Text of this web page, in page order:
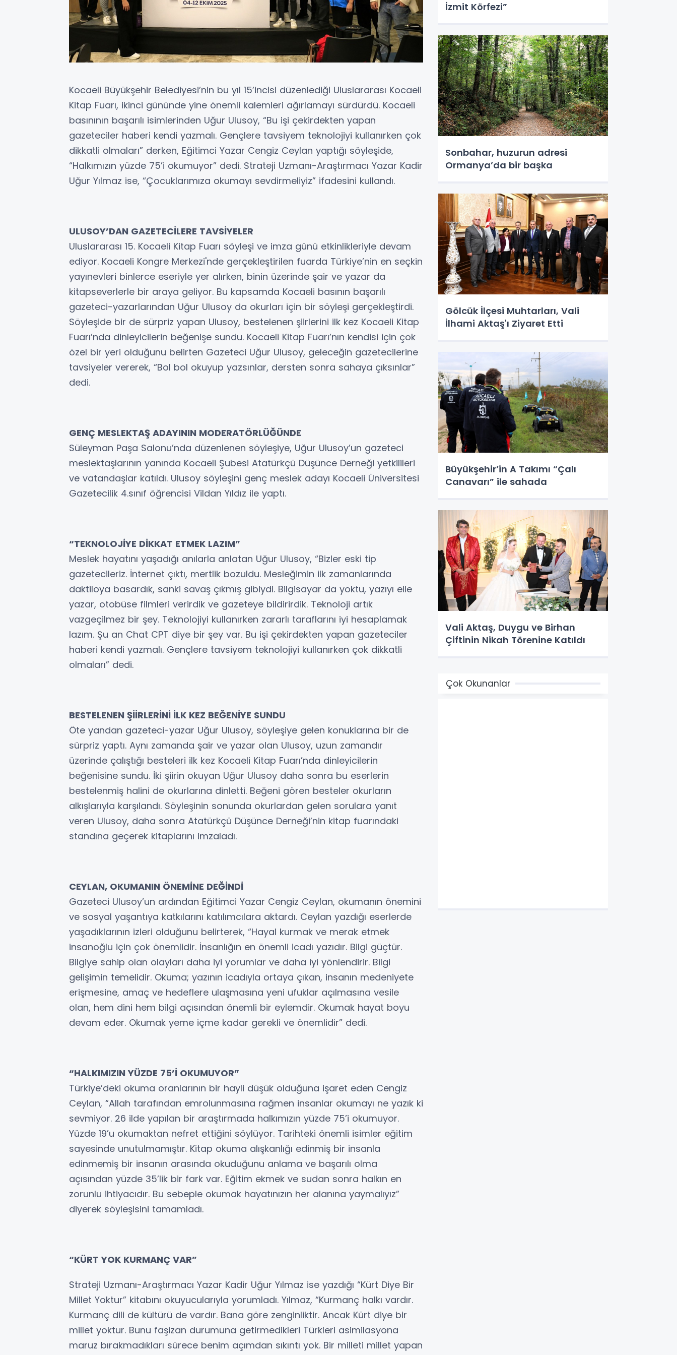
Kocaeli Büyükşehir Belediyesi’nin bu yıl 15’incisi düzenlediği Uluslararası Kocaeli
Kitap Fuarı, ikinci gününde yine önemli kalemleri ağırlamayı sürdürdü. Kocaeli
basınının başarılı isimlerinden Uğur Ulusoy, “Bu işi çekirdekten yapan
gazeteciler haberi kendi yazmalı. Gençlere tavsiyem teknolojiyi kullanırken çok
dikkatli olmaları” derken, Eğitimci Yazar Cengiz Ceylan yaptığı söyleşide,
“Halkımızın yüzde 75’i okumuyor” dedi. Strateji Uzmanı-Araştırmacı Yazar Kadir
Uğur Yılmaz ise, “Çocuklarımıza okumayı sevdirmeliyiz” ifadesini kullandı.
ULUSOY’DAN GAZETECİLERE TAVSİYELER
Uluslararası 15. Kocaeli Kitap Fuarı söyleşi ve imza günü etkinlikleriyle devam
ediyor. Kocaeli Kongre Merkezi'nde gerçekleştirilen fuarda Türkiye’nin en seçkin
yayınevleri binlerce eseriyle yer alırken, binin üzerinde şair ve yazar da
kitapseverlerle bir araya geliyor. Bu kapsamda Kocaeli basının başarılı
gazeteci-yazarlarından Uğur Ulusoy da okurları için bir söyleşi gerçekleştirdi.
Söyleşide bir de sürpriz yapan Ulusoy, bestelenen şiirlerini ilk kez Kocaeli Kitap
Fuarı’nda dinleyicilerin beğenişe sundu. Kocaeli Kitap Fuarı’nın kendisi için çok
özel bir yeri olduğunu belirten Gazeteci Uğur Ulusoy, geleceğin gazetecilerine
tavsiyeler vererek, “Bol bol okuyup yazsınlar, dersten sonra sahaya çıksınlar”
dedi.
GENÇ MESLEKTAŞ ADAYININ MODERATÖRLÜĞÜNDE
Süleyman Paşa Salonu’nda düzenlenen söyleşiye, Uğur Ulusoy’un gazeteci
meslektaşlarının yanında Kocaeli Şubesi Atatürkçü Düşünce Derneği yetkilileri
ve vatandaşlar katıldı. Ulusoy söyleşini genç meslek adayı Kocaeli Üniversitesi
Gazetecilik 4.sınıf öğrencisi Vildan Yıldız ile yaptı.
“TEKNOLOJİYE DİKKAT ETMEK LAZIM”
Meslek hayatını yaşadığı anılarla anlatan Uğur Ulusoy, “Bizler eski tip
gazetecileriz. İnternet çıktı, mertlik bozuldu. Mesleğimin ilk zamanlarında
daktiloya basardık, sanki savaş çıkmış gibiydi. Bilgisayar da yoktu, yazıyı elle
yazar, otobüse filmleri verirdik ve gazeteye bildirirdik. Teknoloji artık
vazgeçilmez bir şey. Teknolojiyi kullanırken zararlı taraflarını iyi hesaplamak
lazım. Şu an Chat CPT diye bir şey var. Bu işi çekirdekten yapan gazeteciler
haberi kendi yazmalı. Gençlere tavsiyem teknolojiyi kullanırken çok dikkatli
olmaları” dedi.
BESTELENEN ŞİİRLERİNİ İLK KEZ BEĞENİYE SUNDU
Öte yandan gazeteci-yazar Uğur Ulusoy, söyleşiye gelen konuklarına bir de
sürpriz yaptı. Aynı zamanda şair ve yazar olan Ulusoy, uzun zamandır
üzerinde çalıştığı besteleri ilk kez Kocaeli Kitap Fuarı’nda dinleyicilerin
beğenisine sundu. İki şiirin okuyan Uğur Ulusoy daha sonra bu eserlerin
bestelenmiş halini de okurlarına dinletti. Beğeni gören besteler okurların
alkışlarıyla karşılandı. Söyleşinin sonunda okurlardan gelen sorulara yanıt
veren Ulusoy, daha sonra Atatürkçü Düşünce Derneği’nin kitap fuarındaki
standına geçerek kitaplarını imzaladı.
CEYLAN, OKUMANIN ÖNEMİNE DEĞİNDİ
Gazeteci Ulusoy’un ardından Eğitimci Yazar Cengiz Ceylan, okumanın önemini
ve sosyal yaşantıya katkılarını katılımcılara aktardı. Ceylan yazdığı eserlerde
yaşadıklarının izleri olduğunu belirterek, “Hayal kurmak ve merak etmek
insanoğlu için çok önemlidir. İnsanlığın en önemli icadı yazıdır. Bilgi güçtür.
Bilgiye sahip olan olayları daha iyi yorumlar ve daha iyi yönlendirir. Bilgi
gelişimin temelidir. Okuma; yazının icadıyla ortaya çıkan, insanın medeniyete
erişmesine, amaç ve hedeflere ulaşmasına yeni ufuklar açılmasına vesile
olan, hem dini hem bilgi açısından önemli bir eylemdir. Okumak hayat boyu
devam eder. Okumak yeme içme kadar gerekli ve önemlidir” dedi.
“HALKIMIZIN YÜZDE 75’İ OKUMUYOR”
Türkiye’deki okuma oranlarının bir hayli düşük olduğuna işaret eden Cengiz
Ceylan, “Allah tarafından emrolunmasına rağmen insanlar okumayı ne yazık ki
sevmiyor. 26 ilde yapılan bir araştırmada halkımızın yüzde 75’i okumuyor.
Yüzde 19’u okumaktan nefret ettiğini söylüyor. Tarihteki önemli isimler eğitim
sayesinde unutulmamıştır. Kitap okuma alışkanlığı edinmiş bir insanla
edinmemiş bir insanın arasında okuduğunu anlama ve başarılı olma
açısından yüzde 35’lik bir fark var. Eğitim ekmek ve sudan sonra halkın en
zorunlu ihtiyacıdır. Bu sebeple okumak hayatınızın her alanına yaymalıyız”
diyerek söyleşisini tamamladı.
“KÜRT YOK KURMANÇ VAR”
Strateji Uzmanı-Araştırmacı Yazar Kadir Uğur Yılmaz ise yazdığı “Kürt Diye Bir
Millet Yoktur” kitabını okuyucularıyla yorumladı. Yılmaz, “Kurmanç halkı vardır.
Kurmanç dili de kültürü de vardır. Bana göre zenginliktir. Ancak Kürt diye bir
millet yoktur. Bunu faşizan durumuna getirmedikleri Türkleri asimilasyona
maruz bırakmadıkları sürece benim açımdan sıkıntı yok. Bir milleti millet yapan
İzmit Körfezi”
Sonbahar, huzurun adresi
Ormanya’da bir başka
Gölcük İlçesi Muhtarları, Vali
İlhami Aktaş'ı Ziyaret Etti
Büyükşehir’in A Takımı “Çalı
Canavarı” ile sahada
Vali Aktaş, Duygu ve Birhan
Çiftinin Nikah Törenine Katıldı
Çok Okunanlar